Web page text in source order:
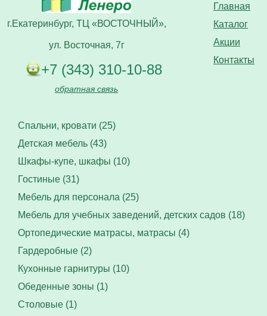
Главная
Каталог
Акции
Контакты
г.Екатеринбург, ТЦ «ВОСТОЧНЫЙ»,
ул. Восточная, 7г
+7 (343) 310-10-88
обратная связь
Спальни, кровати (25)
Детская мебель (43)
Шкафы-купе, шкафы (10)
Гостиные (31)
Мебель для персонала (25)
Мебель для учебных заведений, детских садов (18)
Ортопедические матрасы, матрасы (4)
Гардеробные (2)
Кухонные гарнитуры (10)
Обеденные зоны (1)
Столовые (1)